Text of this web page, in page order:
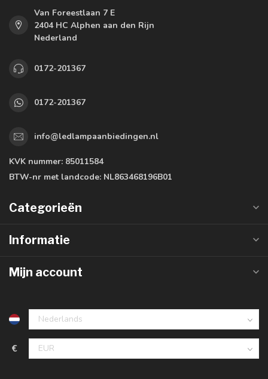
Van Foreestlaan 7 E
2404 HC Alphen aan den Rijn
Nederland
0172-201367
0172-201367
info@ledlampaanbiedingen.nl
KVK nummer: 85011584
BTW-nr met landcode: NL863468196B01
Categorieën
Informatie
Mijn account
€